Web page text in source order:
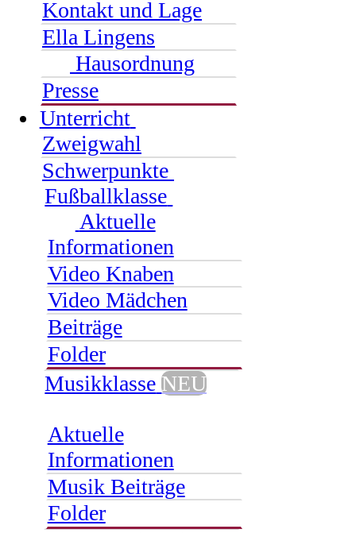
Kontakt und Lage
Ella Lingens
Hausordnung
Presse
Unterricht
Zweigwahl
Schwerpunkte
Fußballklasse
Aktuelle
Informationen
Video Knaben
Video Mädchen
Beiträge
Folder
Musikklasse NEU
Aktuelle
Informationen
Musik Beiträge
Folder